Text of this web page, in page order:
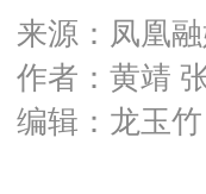
来源：凤凰
作者：黄靖
编辑：龙玉竹